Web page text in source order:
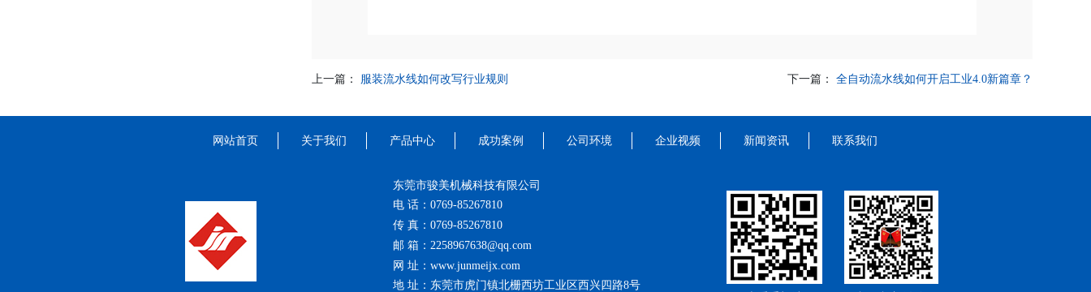
上一篇： 服装流水线如何改写行业规则 下一篇： 全自动流水线如何开启工业4.0新篇章？
网站首页 关于我们 产品中心 成功案例 公司环境 企业视频 新闻资讯 联系我们
东莞市骏美机械科技有限公司
电 话：0769-85267810
传 真：0769-85267810
邮 箱：2258967638@qq.com
网 址：www.junmeijx.com
地 址：东莞市虎门镇北栅西坊工业区西兴四路8号